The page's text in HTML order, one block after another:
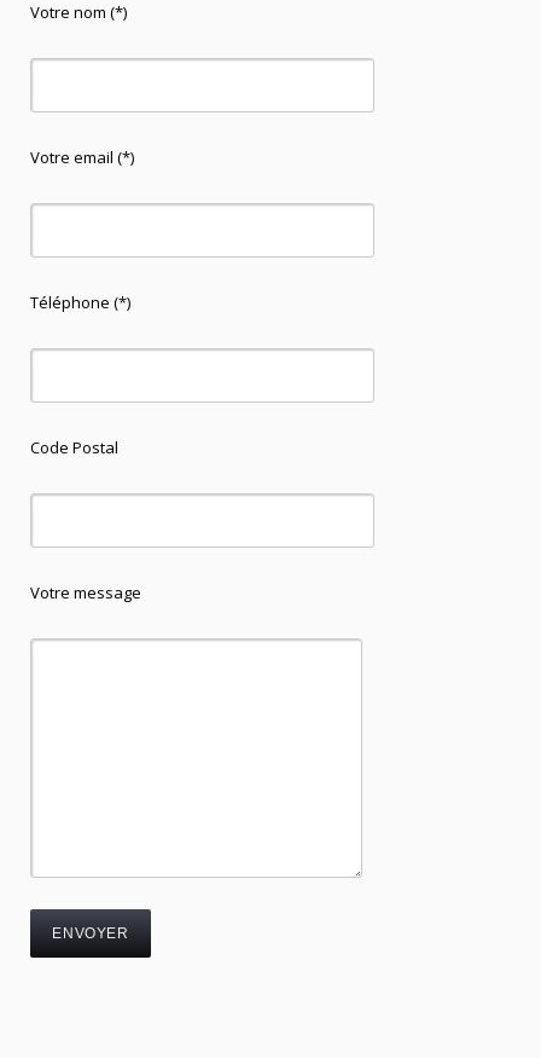
Votre nom (*)
Votre email (*)
Téléphone (*)
Code Postal
Votre message